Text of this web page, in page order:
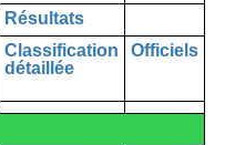
Résultats
Classification
détaillée
Officiels